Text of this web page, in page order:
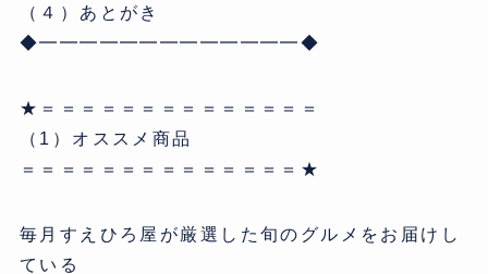
（４）あとがき
◆━━━━━━━━━━━━━◆
★＝＝＝＝＝＝＝＝＝＝＝＝＝＝
（1）オススメ商品
＝＝＝＝＝＝＝＝＝＝＝＝＝＝★
毎月すえひろ屋が厳選した旬のグルメをお届けし
ている